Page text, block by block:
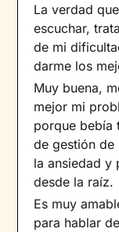
La verdad
escuchar,
de mi
darme los
Muy buena,
mejor mi
porque bebía
de gestión de
la ansiedad y
desde la raíz.
Es muy
para hablar